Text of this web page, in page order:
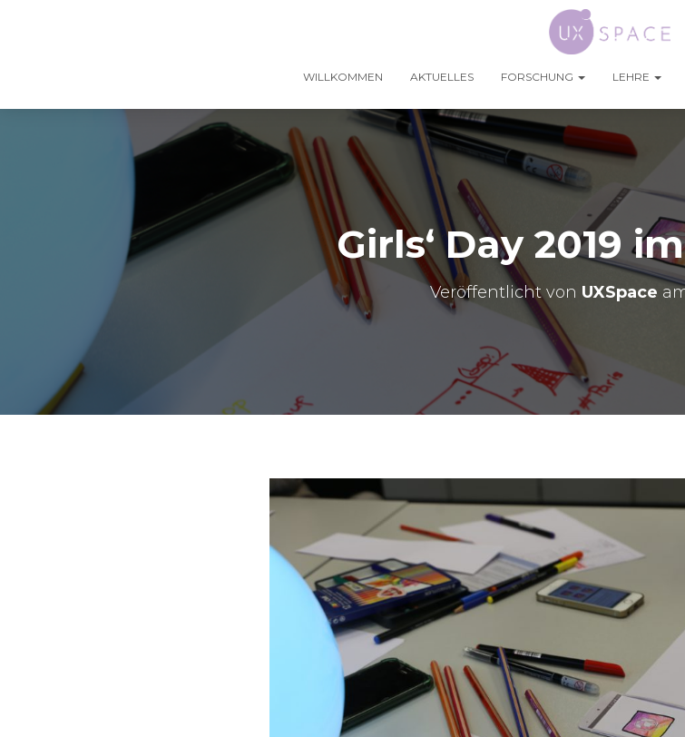
WILLKOMMEN AKTUELLES FORSCHUNG LEHRE
Girls‘ Day 2019
Veröffentlicht von UXSpace